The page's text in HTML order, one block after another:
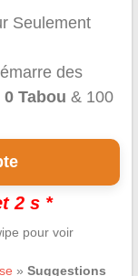
Seulement
des
0 Tabou & 100
2 s *
pour voir
» Suggestions